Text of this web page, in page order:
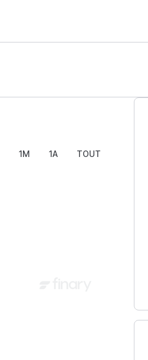
1M 1A TOUT